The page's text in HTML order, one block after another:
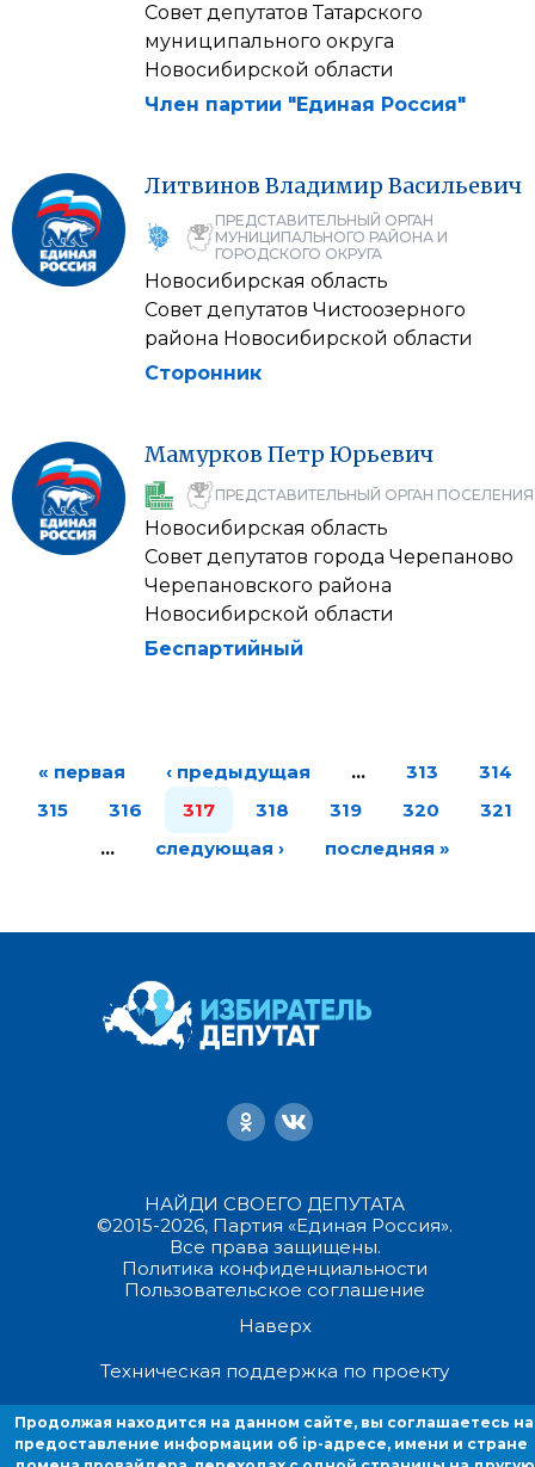
Совет депутатов Татарского
муниципального округа
Новосибирской области
Член партии "Единая Россия"
Литвинов Владимир Васильевич
ПРЕДСТАВИТЕЛЬНЫЙ ОРГАН
МУНИЦИПАЛЬНОГО РАЙОНА И
ГОРОДСКОГО ОКРУГА
Новосибирская область
Совет депутатов Чистоозерного
района Новосибирской области
Сторонник
Мамурков Петр Юрьевич
ПРЕДСТАВИТЕЛЬНЫЙ ОРГАН ПОСЕЛЕНИЯ
Новосибирская область
Совет депутатов города Черепаново
Черепановского района
Новосибирской области
Беспартийный
« первая ‹ предыдущая … 313
314
315
316 317 318 319 320
321
…
следующая › последняя »
НАЙДИ СВОЕГО ДЕПУТАТА
©2015-2026, Партия «Единая Россия».
Все права защищены.
Политика конфиденциальности
Пользовательское соглашение
Наверх
Техническая поддержка по проекту
Продолжая находиться на данном сайте, вы соглашаетесь на
предоставление информации об ip-адресе, имени и стране домена
Продолжая находится на данном сайте, вы соглашаетесь на
предоставление информации об ip-адресе, имени и стране